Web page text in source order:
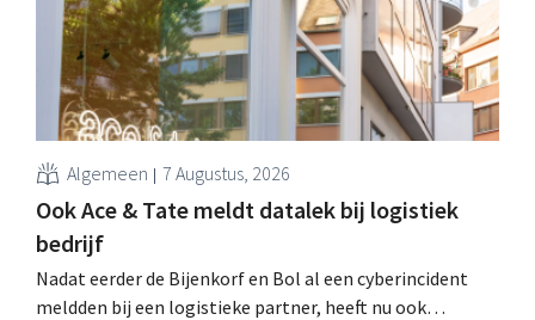
Algemeen 7 Augustus, 2026
Ook Ace & Tate meldt datalek bij logistiek
bedrijf
Nadat eerder de Bijenkorf en Bol al een cyberincident
meldden bij een logistieke partner, heeft nu ook